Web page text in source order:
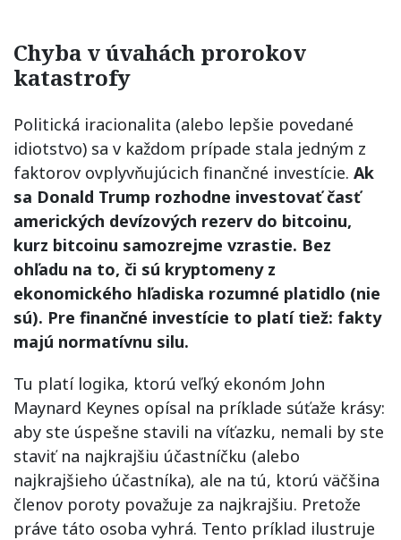
Chyba v úvahách prorokov
katastrofy
Politická iracionalita (alebo lepšie povedané
idiotstvo) sa v každom prípade stala jedným z
faktorov ovplyvňujúcich finančné investície. Ak
sa Donald Trump rozhodne investovať časť
amerických devízových rezerv do bitcoinu,
kurz bitcoinu samozrejme vzrastie. Bez
ohľadu na to, či sú kryptomeny z
ekonomického hľadiska rozumné platidlo (nie
sú). Pre finančné investície to platí tiež: fakty
majú normatívnu silu.
Tu platí logika, ktorú veľký ekonóm John
Maynard Keynes opísal na príklade súťaže krásy:
aby ste úspešne stavili na víťazku, nemali by ste
staviť na najkrajšiu účastníčku (alebo
najkrajšieho účastníka), ale na tú, ktorú väčšina
členov poroty považuje za najkrajšiu. Pretože
práve táto osoba vyhrá. Tento príklad ilustruje